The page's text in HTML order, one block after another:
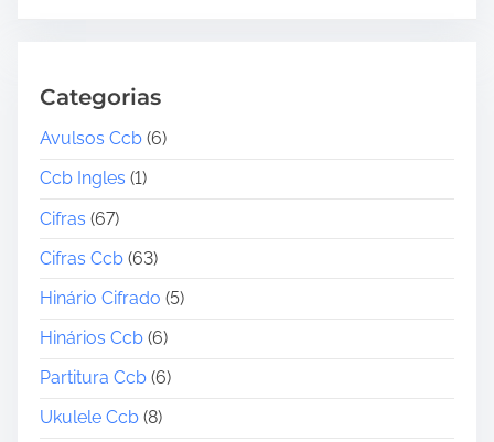
Categorias
Avulsos Ccb (6)
Ccb Ingles (1)
Cifras (67)
Cifras Ccb (63)
Hinário Cifrado (5)
Hinários Ccb (6)
Partitura Ccb (6)
Ukulele Ccb (8)